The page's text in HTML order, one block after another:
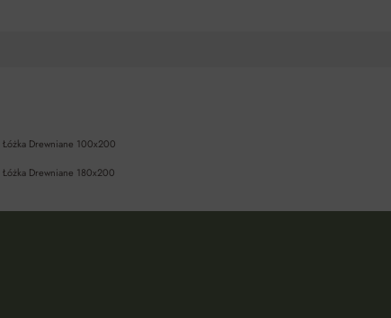
Łóżka Drewniane 100x200
Łóżka Drewniane 180x200